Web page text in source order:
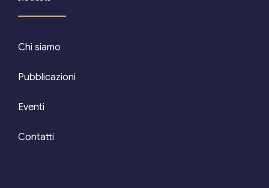
Chi siamo
Pubblicazioni
Eventi
Contatti